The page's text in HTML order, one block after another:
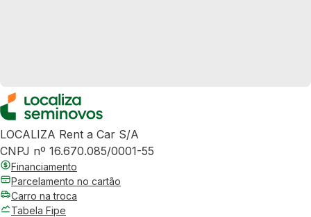
LOCALIZA Rent a Car S/A
CNPJ nº 16.670.085/0001-55
Financiamento
Parcelamento no cartão
Carro na troca
Tabela Fipe